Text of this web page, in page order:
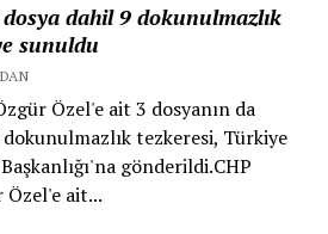
dahil 9 dokunulmazlık
sunuldu
Özel'e ait 3 dosyanın da
tezkeresi, Türkiye
gönderildi.CHP
Özel'e ait...